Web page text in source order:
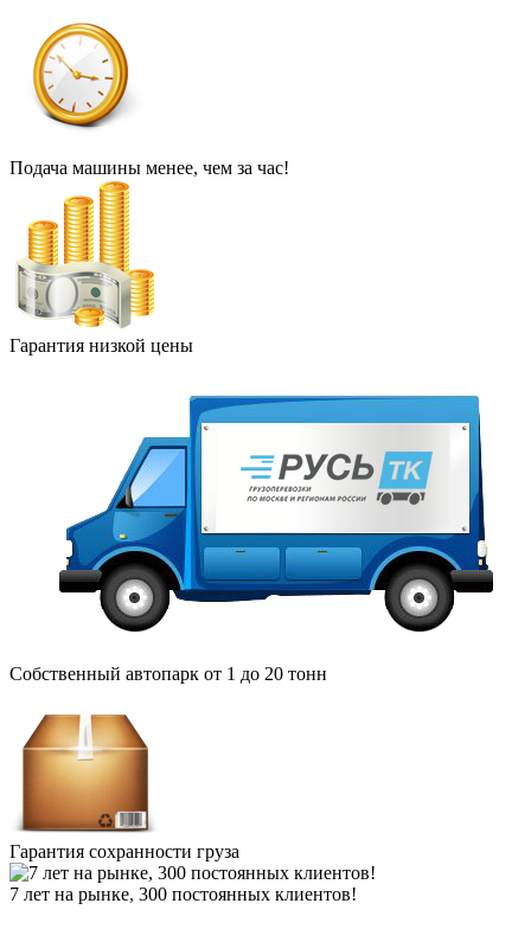
Подача машины менее, чем за час!
Гарантия низкой цены
Собственный автопарк от 1 до 20 тонн
Гарантия сохранности груза
7 лет на рынке, 300 постоянных клиентов!